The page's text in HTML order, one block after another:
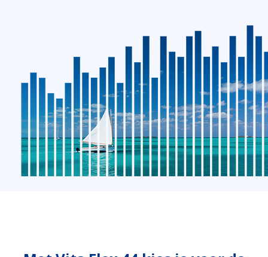
Polis Check
Uw werven
Uw financiën
Polis Check